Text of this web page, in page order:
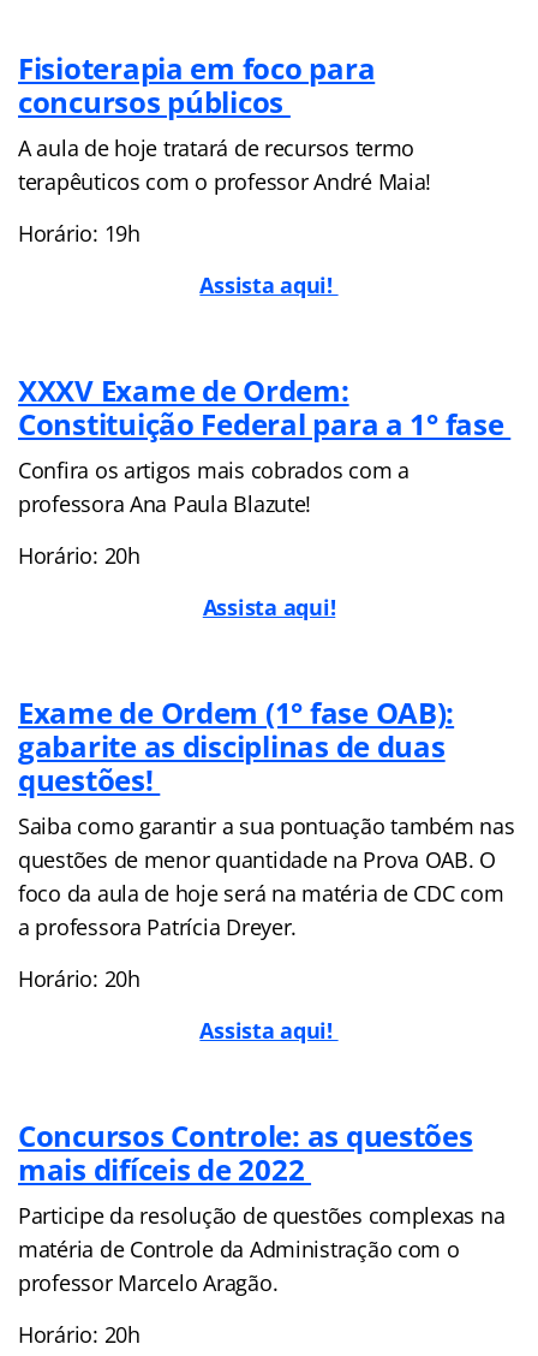
Fisioterapia em foco para
concursos públicos
A aula de hoje tratará de recursos termo
terapêuticos com o professor André Maia!
Horário: 19h
Assista aqui!
XXXV Exame de Ordem:
Constituição Federal para a 1° fase
Confira os artigos mais cobrados com a
professora Ana Paula Blazute!
Horário: 20h
Assista aqui!
Exame de Ordem (1° fase OAB):
gabarite as disciplinas de duas
questões!
Saiba como garantir a sua pontuação também nas
questões de menor quantidade na Prova OAB. O
foco da aula de hoje será na matéria de CDC com
a professora Patrícia Dreyer.
Horário: 20h
Assista aqui!
Concursos Controle: as questões
mais difíceis de 2022
Participe da resolução de questões complexas na
matéria de Controle da Administração com o
professor Marcelo Aragão.
Horário: 20h